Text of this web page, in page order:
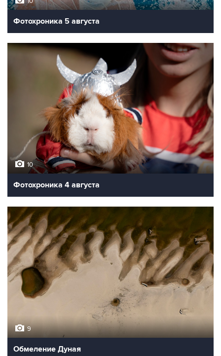
Фотохроника 5 августа
10
Фотохроника 4 августа
9
Обмеление Дуная